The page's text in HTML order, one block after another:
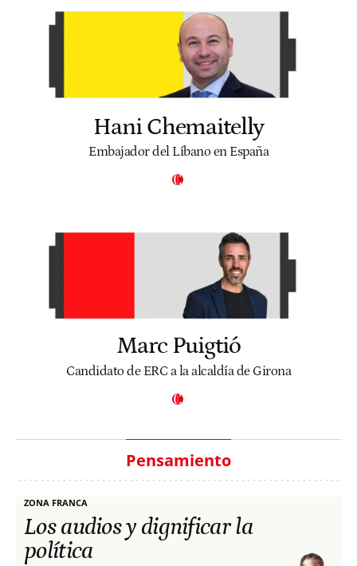
Hani Chemaitelly
Embajador del Líbano en España
Marc Puigtió
Candidato de ERC a la alcaldía de Girona
Pensamiento
ZONA FRANCA
Los audios y dignificar la
política